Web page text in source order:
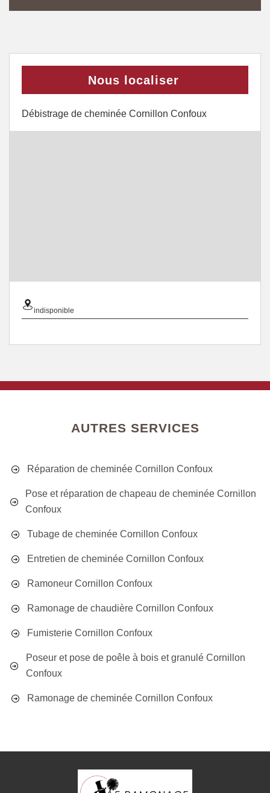
Nous localiser
Débistrage de cheminée Cornillon Confoux
indisponible
AUTRES SERVICES
Réparation de cheminée Cornillon Confoux
Pose et réparation de chapeau de cheminée Cornillon
Confoux
Tubage de cheminée Cornillon Confoux
Entretien de cheminée Cornillon Confoux
Ramoneur Cornillon Confoux
Ramonage de chaudière Cornillon Confoux
Fumisterie Cornillon Confoux
Poseur et pose de poêle à bois et granulé Cornillon
Confoux
Ramonage de cheminée Cornillon Confoux